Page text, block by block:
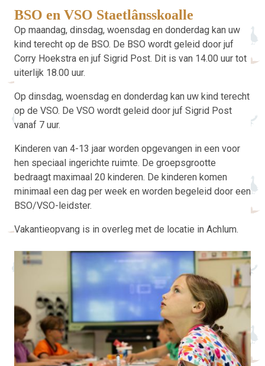
BSO en VSO Staetlânsskoalle
Op maandag, dinsdag, woensdag en donderdag kan uw
kind terecht op de BSO. De BSO wordt geleid door juf
Corry Hoekstra en juf Sigrid Post. Dit is van 14.00 uur tot
uiterlijk 18.00 uur.
Op dinsdag, woensdag en donderdag kan uw kind terecht
op de VSO. De VSO wordt geleid door juf Sigrid Post
vanaf 7 uur.
Kinderen van 4-13 jaar worden opgevangen in een voor
hen speciaal ingerichte ruimte. De groepsgrootte
bedraagt maximaal 20 kinderen. De kinderen komen
minimaal een dag per week en worden begeleid door een
BSO/VSO-leidster.
Vakantieopvang is in overleg met de locatie in Achlum.